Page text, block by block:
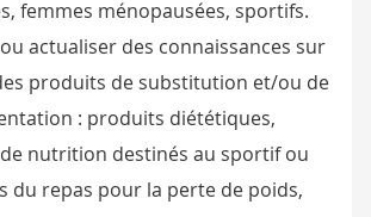
femmes ménopausées, sportifs.
actualiser des connaissances sur
produits de substitution et/ou de
: produits diététiques,
nutrition destinés au sportif ou
du repas pour la perte de poids,